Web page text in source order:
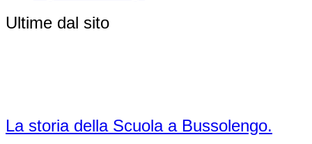
Ultime dal sito
La storia della Scuola a Bussolengo.